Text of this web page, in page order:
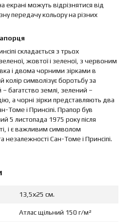
екрані можуть відрізнятися від
передачу кольору на різних
складається з трьох
жовтої і зеленої, з червоним
і двома чорними зірками в
колір символізує боротьбу за
багатство землі, зелений –
а чорні зірки представляють два
Томе і Принсіпі. Прапор був
5 листопада 1975 року після
і є важливим символом
незалежності Сан-Томе і Принсіпі.
13,5х25 см.
Атлас щільний 150 г/м²